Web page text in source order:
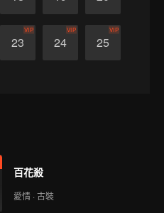
23
VIP
24
VIP
25
VIP
百花殺
愛情 · 古裝